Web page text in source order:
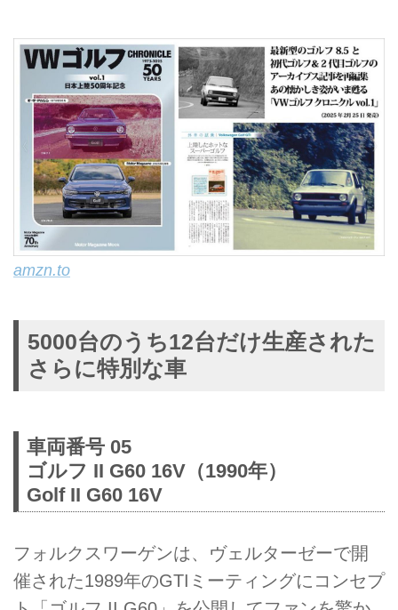
amzn.to
5000台のうち12台だけ生産された
さらに特別な車
車両番号 05
ゴルフ II G60 16V（1990年）
Golf II G60 16V
フォルクスワーゲンは、ヴェルターゼーで開
催された1989年のGTIミーティングにコンセプ